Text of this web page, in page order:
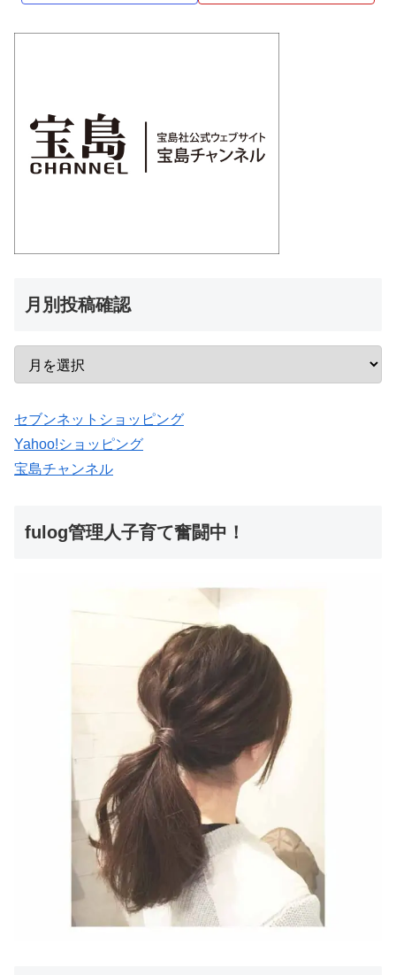
月別投稿確認
セブンネットショッピング
Yahoo!ショッピング
宝島チャンネル
fulog管理人子育て奮闘中！